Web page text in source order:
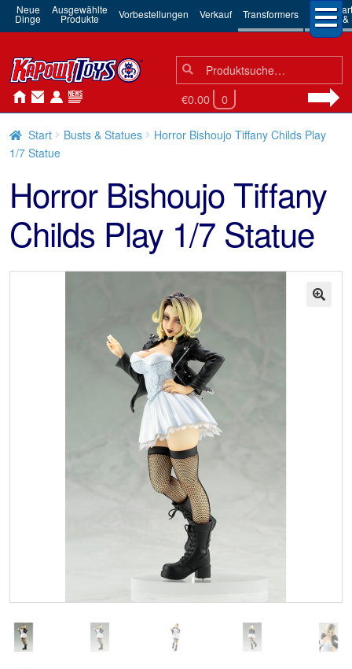
Neue
Dinge
Ausgewählte
Produkte Vorbestellungen Verkauf Transformers 3rd
Robots
Suchen
nach:
Suche
€0.00 0
Start Busts & Statues
Horror Bishoujo Tiffany Childs Play
1/7 Statue
Horror Bishoujo Tiffany
Childs Play 1/7 Statue